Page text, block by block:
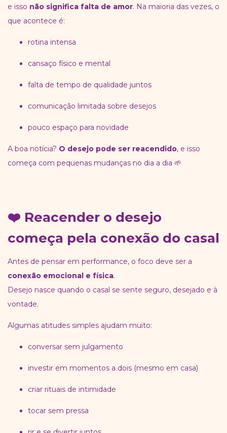
e isso não significa falta de amor. Na maioria das vezes, o
que acontece é:
rotina intensa
cansaço físico e mental
falta de tempo de qualidade juntos
comunicação limitada sobre desejos
pouco espaço para novidade
A boa notícia? O desejo pode ser reacendido, e isso
começa com pequenas mudanças no dia a dia 🌱
❤️ Reacender o desejo
começa pela conexão do casal
Antes de pensar em performance, o foco deve ser a
conexão emocional e física.
Desejo nasce quando o casal se sente seguro, desejado e à
vontade.
Algumas atitudes simples ajudam muito:
conversar sem julgamento
investir em momentos a dois (mesmo em casa)
criar rituais de intimidade
tocar sem pressa